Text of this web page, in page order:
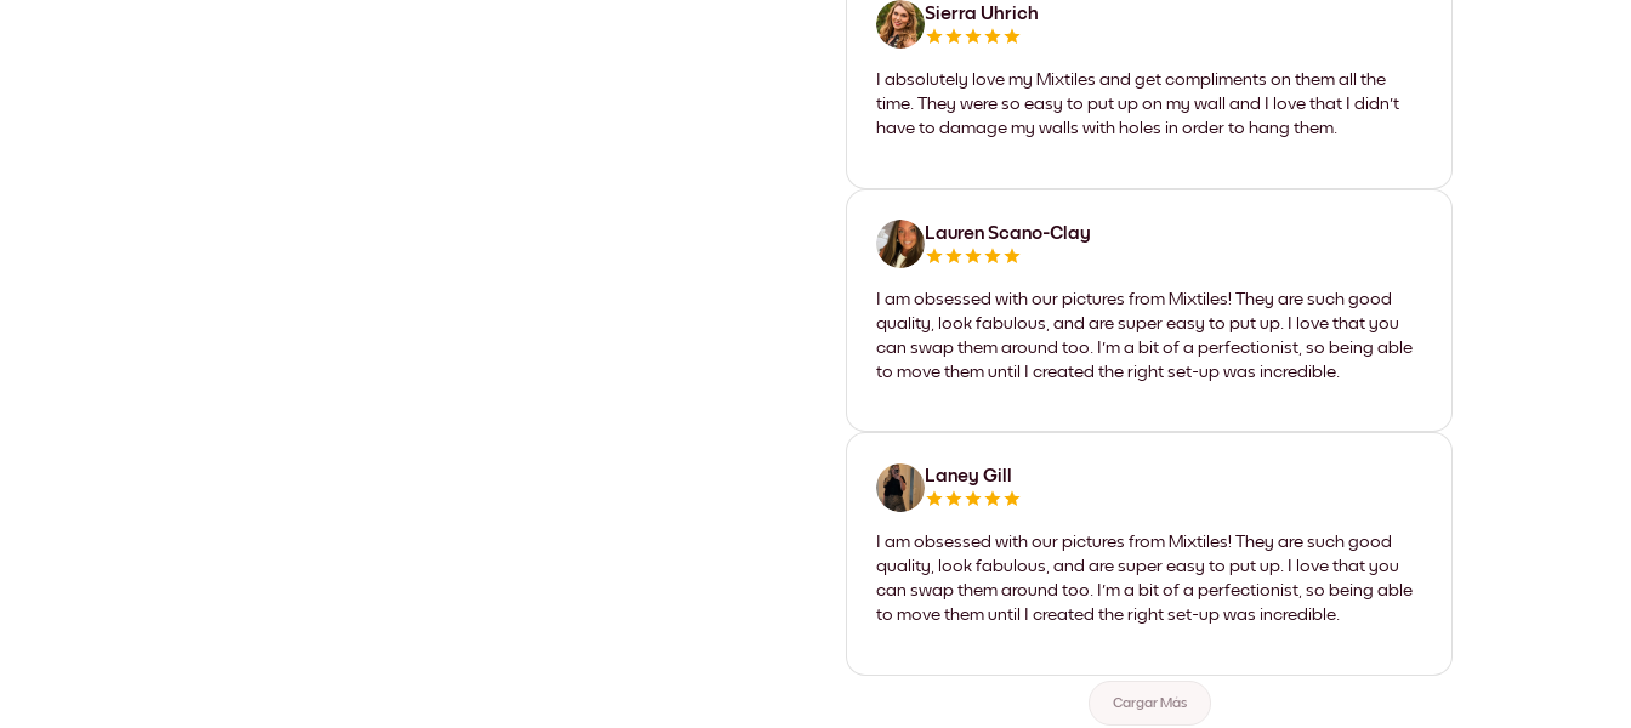
Sierra Uhrich
I absolutely love my Mixtiles and get compliments on them all the
time. They were so easy to put up on my wall and I love that I didn't
have to damage my walls with holes in order to hang them.
Lauren Scano-Clay
I am obsessed with our pictures from Mixtiles! They are such good
quality, look fabulous, and are super easy to put up. I love that you
can swap them around too. I'm a bit of a perfectionist, so being able
to move them until I created the right set-up was incredible.
Laney Gill
I am obsessed with our pictures from Mixtiles! They are such good
quality, look fabulous, and are super easy to put up. I love that you
can swap them around too. I'm a bit of a perfectionist, so being able
to move them until I created the right set-up was incredible.
Cargar Más